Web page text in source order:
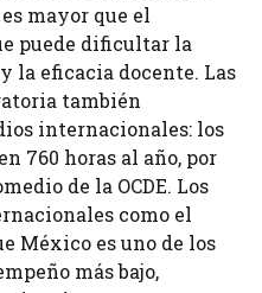
mayor que el
puede dificultar la
eficacia docente. Las
también
internacionales: los
760 horas al año, por
de la OCDE. Los
como el
México es uno de los
más bajo,